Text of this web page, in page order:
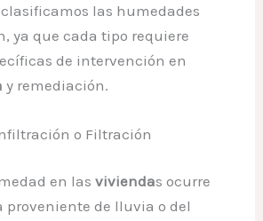
clasificamos las humedades
ya que cada tipo requiere
de intervención en
y remediación.
o Filtración
en lasviviendas ocurre
proveniente de lluvia o del